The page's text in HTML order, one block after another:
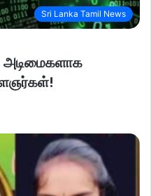
Sri Lanka Tamil News
அடிமைகளாக